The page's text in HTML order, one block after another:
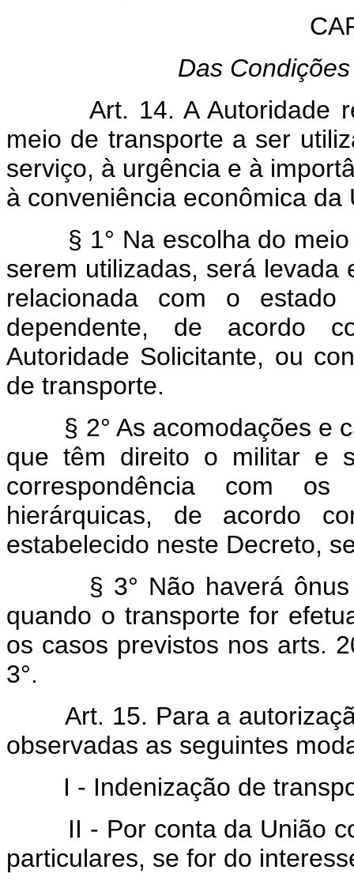
Das
Art. 14. A Autoridade
meio de transporte a ser
serviço, à urgência e à
à conveniência econômica da
§ 1° Na escolha do meio
serem utilizadas, será levada
relacionada com o
dependente, de acordo
Autoridade Solicitante, ou
de transporte.
§ 2° As acomodações e
que têm direito o militar e
correspondência com
hierárquicas, de acordo
estabelecido neste Decreto,
§ 3° Não haverá ônus
quando o transporte for
os casos previstos nos arts.
3°.
Art. 15. Para a
observadas as seguintes
I - Indenização de
II - Por conta da União
particulares, se for do